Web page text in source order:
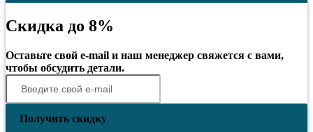
Скидка до 8%
Оставьте свой e-mail и наш менеджер свяжется с вами,
чтобы обсудить детали.
Получить скидку